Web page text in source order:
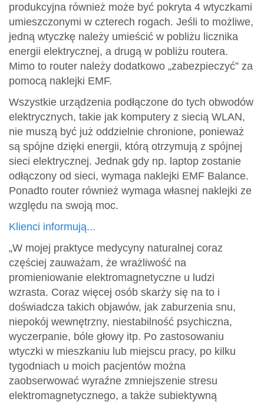
produkcyjna również może być pokryta 4 wtyczkami
umieszczonymi w czterech rogach. Jeśli to możliwe,
jedną wtyczkę należy umieścić w pobliżu licznika
energii elektrycznej, a drugą w pobliżu routera.
Mimo to router należy dodatkowo „zabezpieczyć” za
pomocą naklejki EMF.
Wszystkie urządzenia podłączone do tych obwodów
elektrycznych, takie jak komputery z siecią WLAN,
nie muszą być już oddzielnie chronione, ponieważ
są spójne dzięki energii, którą otrzymują z spójnej
sieci elektrycznej. Jednak gdy np. laptop zostanie
odłączony od sieci, wymaga naklejki EMF Balance.
Ponadto router również wymaga własnej naklejki ze
względu na swoją moc.
Klienci informują...
„W mojej praktyce medycyny naturalnej coraz
częściej zauważam, że wrażliwość na
promieniowanie elektromagnetyczne u ludzi
wzrasta. Coraz więcej osób skarży się na to i
doświadcza takich objawów, jak zaburzenia snu,
niepokój wewnętrzny, niestabilność psychiczna,
wyczerpanie, bóle głowy itp. Po zastosowaniu
wtyczki w mieszkaniu lub miejscu pracy, po kilku
tygodniach u moich pacjentów można
zaobserwować wyraźne zmniejszenie stresu
elektromagnetycznego, a także subiektywną